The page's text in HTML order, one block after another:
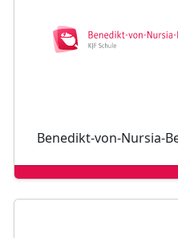
Benedikt-von-Nursia-